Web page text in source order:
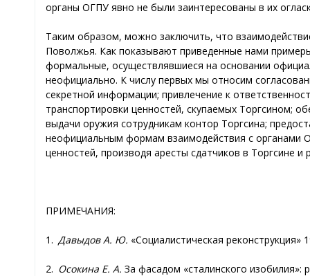
органы ОГПУ явно не были заинтересованы в их
Таким образом, можно заключить, что
Поволжья. Как показывают приведенные нами
формальные, осуществлявшиеся на основании
неофициально. К числу первых мы относим
секретной информации; привлечение к
транспортировки ценностей, скупаемых Торгсином;
выдачи оружия сотрудникам контор Торгсина;
неофициальным формам взаимодействия с органами
ценностей, производя аресты сдатчиков в Торгсине
ПРИМЕЧАНИЯ:
1. Давыдов А. Ю. «Социалистическая
2. Осокина Е. А. За фасадом «сталинского изобилия»: